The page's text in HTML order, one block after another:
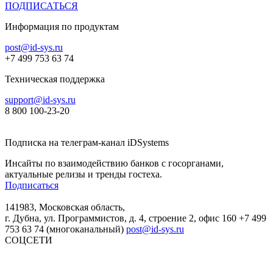
ПОДПИСАТЬСЯ
Информация по продуктам
post@id-sys.ru
+7 499 753 63 74
Техническая поддержка
support@id-sys.ru
8 800 100-23-20
Подписка на телеграм-канал iDSystems
Инсайты по взаимодействию банков с госорганами,
актуальные релизы и тренды гостеха.
Подписаться
141983, Московская область,
г. Дубна, ул. Программистов, д. 4, строение 2, офис 160 +7 499
753 63 74 (многоканальный) post@id-sys.ru
СОЦСЕТИ